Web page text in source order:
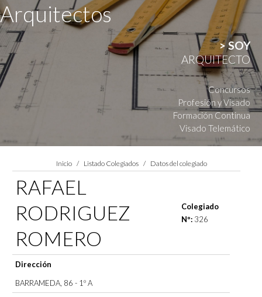
Arquitectos
> SOY
ARQUITECTO
Concursos
Profesión y Visado
Formación Continua
Visado Telemático
Estás aquí:
Inicio Listado Colegiados Datos del colegiado
RAFAEL
RODRIGUEZ
ROMERO
Colegiado
Nº:326
Dirección
BARRAMEDA, 86 - 1º A